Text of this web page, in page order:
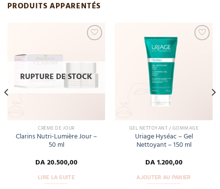
PRODUITS APPARENTÉS
wishlist
RUPTURE DE STOCK
CRÈME DE JOUR
Clarins Nutri-Lumière Jour –
50 ml
DA20.500,00
LIRE LA SUITE
GEL NETTOYANT / GOMMAGE
Uriage Hyséac – Gel
Nettoyant – 150 ml
DA1.200,00
AJOUTER AU PANIER